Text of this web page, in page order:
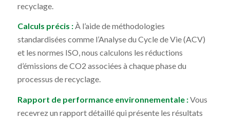
recyclage.
Calculs précis :À l’aide de méthodologies
standardisées comme l’Analyse du Cycle de Vie (ACV)
et les normes ISO, nous calculons les réductions
d’émissions de CO2 associées à chaque phase du
processus de recyclage.
Rapport de performance environnementale :Vous
recevrez un rapport détaillé qui présente les résultats